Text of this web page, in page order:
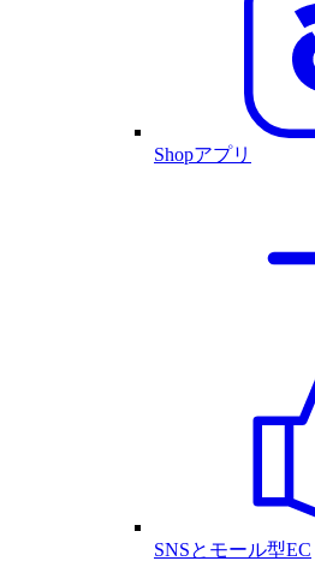
Shopアプリ
SNSとモール型EC